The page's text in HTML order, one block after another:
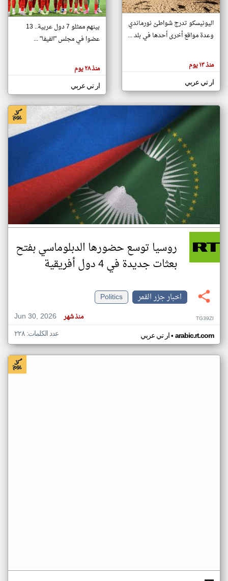
تغيير الدولة
اخبار جزر القمر على مدار الساعة
أهم اخبار جزر القمر العاجلة والمباشرة
هنا عن
وجهة
كاتبيها.
اليونيسكو تدرج شواطئ نورماندي
وعدة مواقع أخرى أحدها في بلد ...
منذ ١٣ يوم
ار تي عربي
بينهم ممثلو 7 دول عربية.. 13
عضوا في مجلس "الفيفا" ...
منذ ٢٨ يوم
ار تي عربي
روسيا توسع حضورها الدبلوماسي بفتح
بعثات جديدة في 4 دول أفريقية
اخبار جزر القمر
Politics
Jun 30, 2026
منذ شهر TG39ZI
ار تي عربي• arabic.rt.com عدد الكلمات: ٢٢٨
klyoum.com